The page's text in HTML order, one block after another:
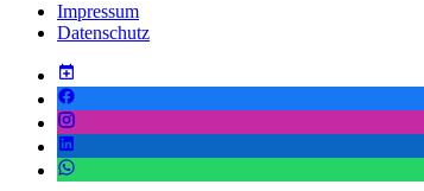
Impressum
Datenschutz